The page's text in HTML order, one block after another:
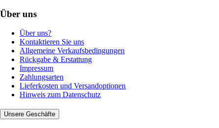
Über uns
Über uns?
Kontaktieren Sie uns
Allgemeine Verkaufsbedingungen
Rückgabe & Erstattung
Impressum
Zahlungsarten
Lieferkosten und Versandoptionen
Hinweis zum Datenschutz
Unsere Geschäfte